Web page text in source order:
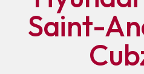
Saint-